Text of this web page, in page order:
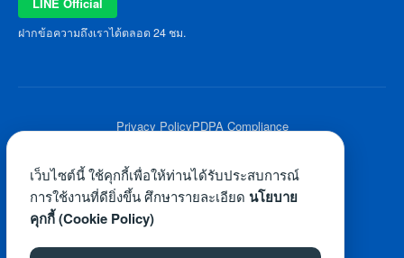
ฝากข้อความถึงเราได้ตลอด 24 ชม.
Privacy PolicyPDPA Compliance
เว็บไซต์นี้ ใช้คุกกี้เพื่อให้ท่านได้รับประสบการณ์
การใช้งานที่ดียิ่งขึ้น ศึกษารายละเอียด นโยบาย
คุกกี้ (Cookie Policy)